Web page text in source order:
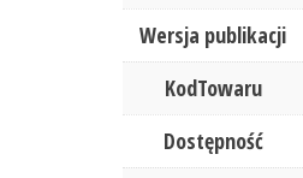
Wersja publikacji
KodTowaru
Dostępność